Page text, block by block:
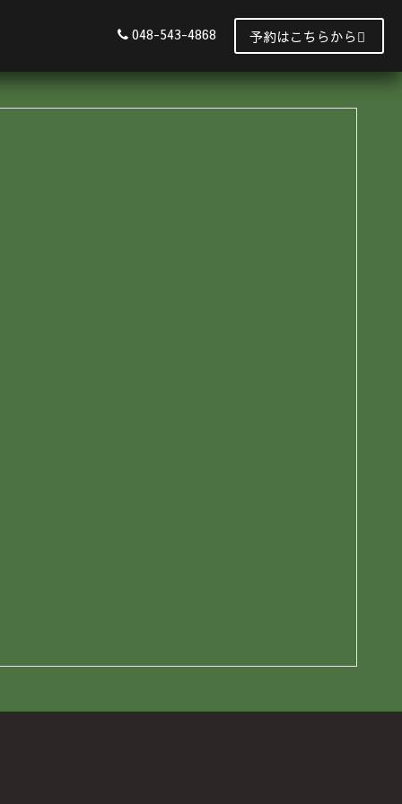
048-543-4868 予約はこちらから